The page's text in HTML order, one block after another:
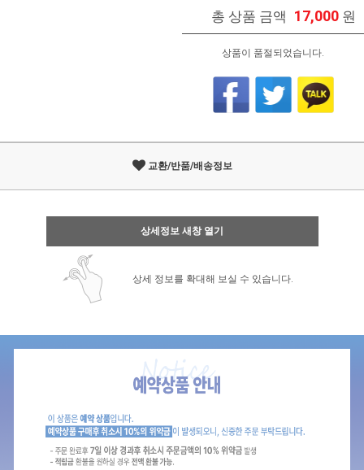
총 상품 금액 17,000 원
상품이 품절되었습니다.
교환/반품/배송정보
상세정보 새창 열기
상세 정보를 확대해 보실 수 있습니다.